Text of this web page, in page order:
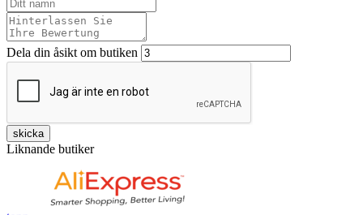
Dela din åsikt om butiken
skicka
Liknande butiker